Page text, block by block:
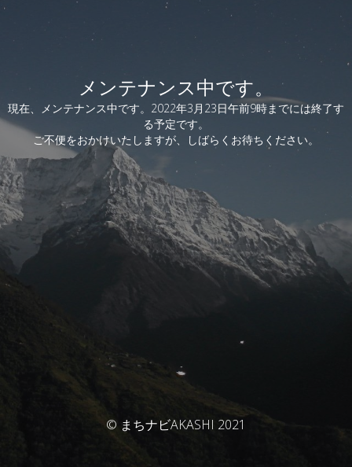
メンテナンス中です。
現在、メンテナンス中です。2022年3月23日午前9時までには終了す
る予定です。
ご不便をおかけいたしますが、しばらくお待ちください。
© まちナビAKASHI 2021